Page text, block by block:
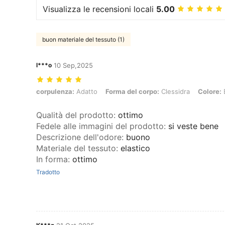
Visualizza le recensioni locali 5.00
buon materiale del tessuto (1)
l***o 10 Sep,2025
corpulenza: Adatto, Forma del corpo: Clessidra, Colore: Bianco,
corpulenza: Adatto Forma del corpo: Clessidra Colore:
Qualità del prodotto: ottimo
Fedele alle immagini del prodotto: si veste bene
Descrizione dell'odore: buono
Materiale del tessuto: elastico
In forma: ottimo
Tradotto